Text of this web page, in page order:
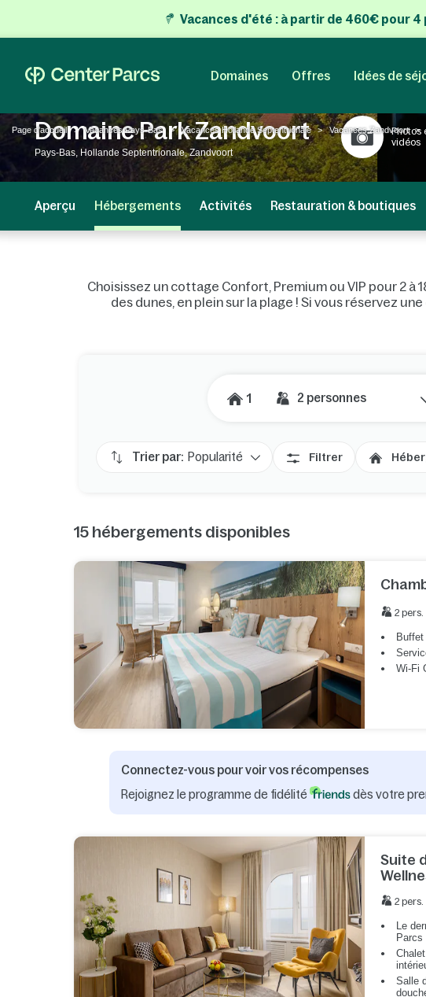
Vacances d'été : à partir de 460€ pour 4
Domaines Offres Idées de
Page d'accueil Vacances Pays-Bas Vacances Hollande Septentrionale Vacances Zandvoort
Domaine Park Zandvoort
Pays-Bas, Hollande Septentrionale, Zandvoort
Photos
vidéos
Aperçu Hébergements Activités Restauration & boutiques
Choisissez un cottage Confort, Premium ou VIP pour 2 à
des dunes, en plein sur la plage ! Si vous réservez
1 2 personnes
Trier par: Popularité Filtrer
15 hébergements disponibles
2 pers.
Wi-Fi
Connectez-vous pour voir vos récompenses
Rejoignez le programme de fidélité
dès votre
Suite
2 pers.
Le
Parcs
Salle